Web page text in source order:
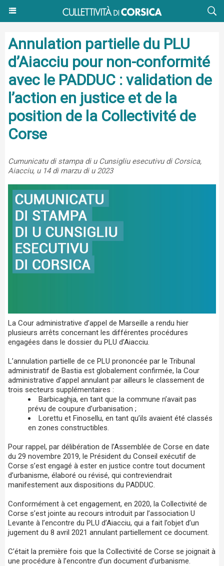
Annulation partielle du PLU
d’Aiacciu pour non-conformité
avec le PADDUC : validation de
l’action en justice et de la
position de la Collectivité de
Corse
Cumunicatu di stampa di u Cunsigliu esecutivu di Corsica,
Aiacciu, u 14 di marzu di u 2023
La Cour administrative d’appel de Marseille a rendu hier
plusieurs arrêts concernant les différentes procédures
engagées dans le dossier du PLU d’Aiacciu.
L’annulation partielle de ce PLU prononcée par le Tribunal
administratif de Bastia est globalement confirmée, la Cour
administrative d’appel annulant par ailleurs le classement de
trois secteurs supplémentaires :
Barbicaghja, en tant que la commune n’avait pas
prévu de coupure d’urbanisation ;
Lorettu et Finosellu, en tant qu’ils avaient été classés
en zones constructibles.
Pour rappel, par délibération de l’Assemblée de Corse en date
du 29 novembre 2019, le Président du Conseil exécutif de
Corse s’est engagé à ester en justice contre tout document
d’urbanisme, élaboré ou révisé, qui contreviendrait
manifestement aux dispositions du PADDUC.
Conformément à cet engagement, en 2020, la Collectivité de
Corse s’est jointe au recours introduit par l’association U
Levante à l’encontre du PLU d’Aiacciu, qui a fait l’objet d’un
jugement du 8 avril 2021 annulant partiellement ce document.
C’était la première fois que la Collectivité de Corse se joignait à
une procédure à l’encontre d’un document d’urbanisme.